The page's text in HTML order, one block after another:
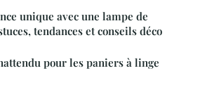
unique avec une lampe de
tendances et conseils déco
pour les paniers à linge